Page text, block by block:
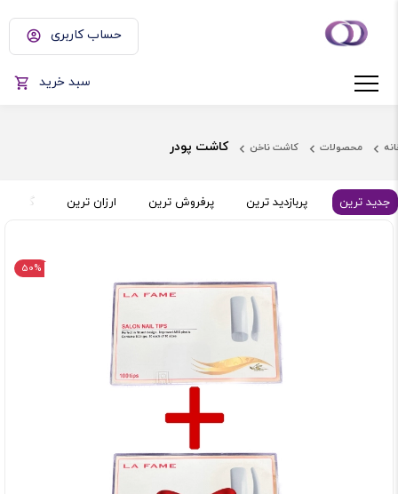
حساب کاربری
سبد خرید
محصولات کاشت ناخن کاشت پودر
جدید ترین پربازدید ترین پرفروش ترین ارزان ترین گران
50%